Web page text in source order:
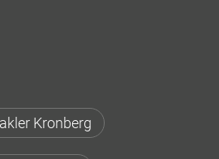
Kronberg